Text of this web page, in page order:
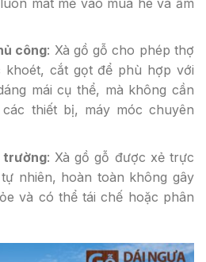
công: Xà gồ gỗ cho phép thợ
khoét, cắt gọt để phù hợp với
mái cụ thể, mà không cần
thiết bị, máy móc chuyên
trường: Xà gồ gỗ được xẻ trực
nhiên, hoàn toàn không gây
và có thể tái chế hoặc phân